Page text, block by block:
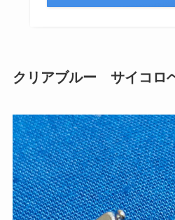
クリアブルー サイコロ